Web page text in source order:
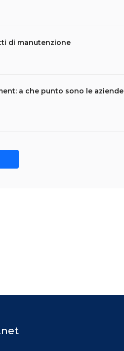
di manutenzione
a che punto sono le aziende